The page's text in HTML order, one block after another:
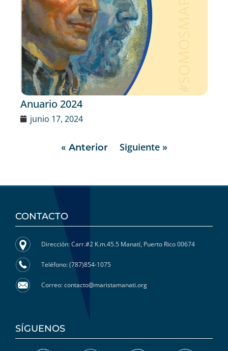
Anuario 2024
junio 17, 2024
« Anterior Siguiente »
CONTACTO
Dirección: Carr.#2 K.m.45.5 Manatí, Puerto Rico 00674
Teléfono: (787)854-1075
Correo: contacto@maristamanati.org
SÍGUENOS